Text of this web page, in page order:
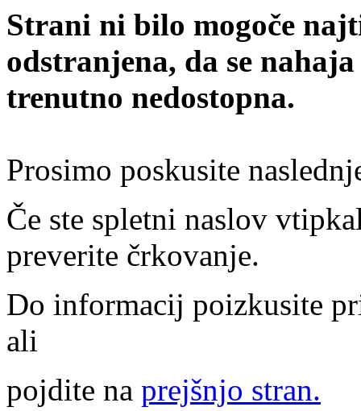
Strani ni bilo mogoče
odstranjena, da se
trenutno nedostopna.
Prosimo poskusite
Če ste spletni naslov
preverite črkovanje.
Do informacij poizkusite
ali
pojdite na prejšnjo stran.